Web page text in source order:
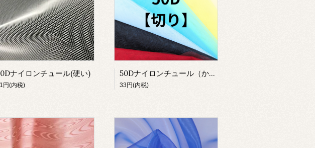
ナイロンチュール(硬い)
円(内税)
50Dナイロンチュール（かため）
33円(内税)